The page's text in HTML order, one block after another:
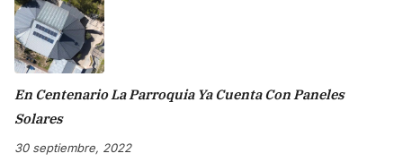
En Centenario La Parroquia Ya Cuenta Con Paneles
Solares
30 septiembre, 2022